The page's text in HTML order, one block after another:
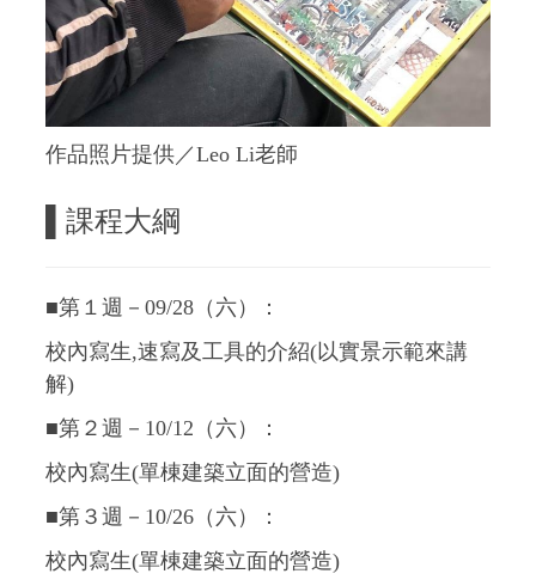
作品照片提供／Leo Li老師
課程大綱
■第１週－09/28（六）：
校內寫生,速寫及工具的介紹(以實景示範來講
解)
■第２週－10/12（六）：
校內寫生(單棟建築立面的營造)
■第３週－10/26（六）：
校內寫生(單棟建築立面的營造)